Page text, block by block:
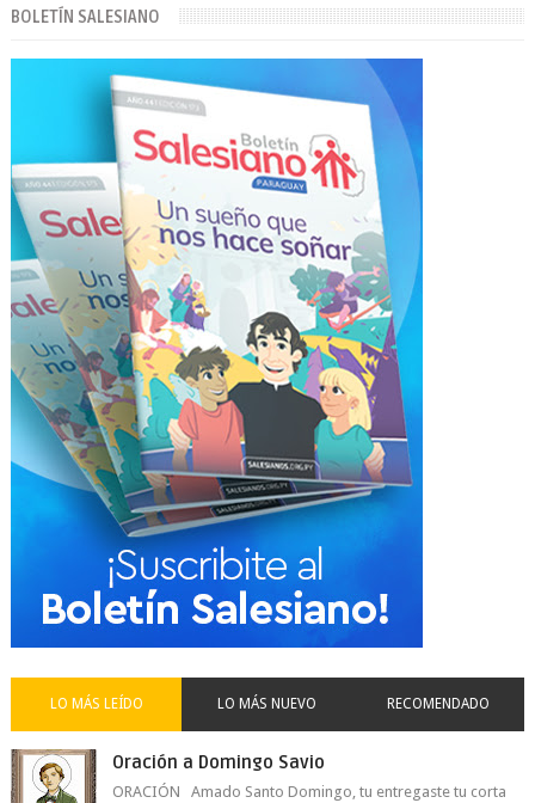
BOLETÍN SALESIANO
LO MÁS LEÍDO LO MÁS NUEVO RECOMENDADO
Oración a Domingo Savio
ORACIÓN Amado Santo Domingo, tu entregaste tu corta